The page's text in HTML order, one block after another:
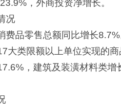
，外商投资净增长。
况
费品零售总额同比增长
大类限额以上单位实现的
，建筑及装潢材料类